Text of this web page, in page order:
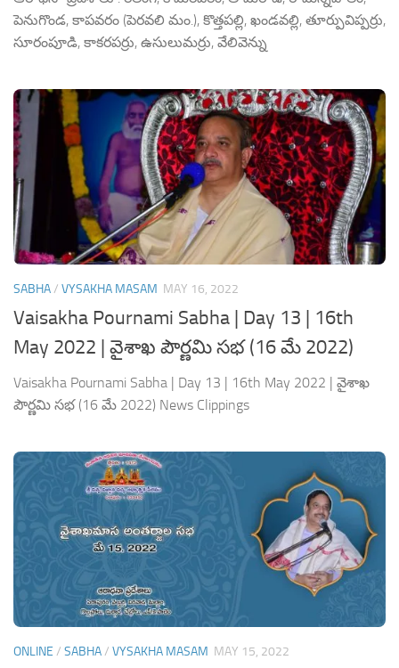
పెనుగొండ, కాపవరం (పెరవలి మం.), కొత్తపల్లి, ఖండవల్లి, తూర్పువిప్పర్రు,
సూరంపూడి, కాకరపర్రు, ఉసులుమర్రు, వేలివెన్ను
SABHA/ VYSAKHA MASAM MAY 16, 2022
Vaisakha Pournami Sabha | Day 13 | 16th
May 2022 | వైశాఖ పౌర్ణమి సభ (16 మే 2022)
Vaisakha Pournami Sabha | Day 13 | 16th May 2022 | వైశాఖ
పౌర్ణమి సభ (16 మే 2022) News Clippings
ONLINE / SABHA/ VYSAKHA MASAM MAY 15, 2022